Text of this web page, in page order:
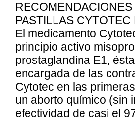
PASTILLAS
El medicamento
principio activo
prostaglandina E1,
encargada de las
Cytotec en las
un aborto químico (sin
efectividad de casi el